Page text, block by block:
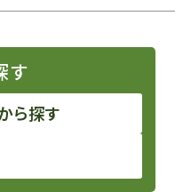
す
ら探す